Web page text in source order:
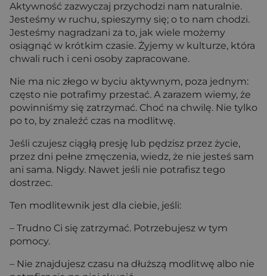
Aktywność zazwyczaj przychodzi nam naturalnie.
Jesteśmy w ruchu, spieszymy się; o to nam chodzi.
Jesteśmy nagradzani za to, jak wiele możemy
osiągnąć w krótkim czasie. Żyjemy w kulturze, która
chwali ruch i ceni osoby zapracowane.
Nie ma nic złego w byciu aktywnym, poza jednym:
często nie potrafimy przestać. A zarazem wiemy, że
powinniśmy się zatrzymać. Choć na chwilę. Nie tylko
po to, by znaleźć czas na modlitwę.
Jeśli czujesz ciągłą presję lub pędzisz przez życie,
przez dni pełne zmęczenia, wiedz, że nie jesteś sam
ani sama. Nigdy. Nawet jeśli nie potrafisz tego
dostrzec.
Ten modlitewnik jest dla ciebie, jeśli:
– Trudno Ci się zatrzymać. Potrzebujesz w tym
pomocy.
– Nie znajdujesz czasu na dłuższą modlitwę albo nie